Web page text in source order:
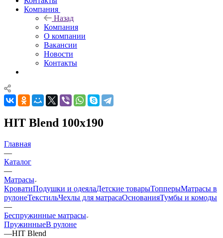
Компания
Назад
Компания
О компании
Вакансии
Новости
Контакты
HIT Blend 100x190
Главная
—
Каталог
—
Матрасы
КроватиПодушки и одеялаДетские товарыТопперыМатрасы в
рулонеТекстильЧехлы для матрасаОснованияТумбы и комоды
—
Беспружинные матрасы
ПружинныеВ рулоне
—HIT Blend